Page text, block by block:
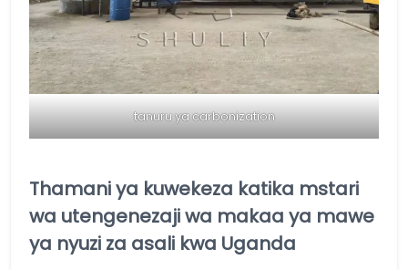
tanuru ya carbonization
Thamani ya kuwekeza katika mstari
wa utengenezaji wa makaa ya mawe
ya nyuzi za asali kwa Uganda